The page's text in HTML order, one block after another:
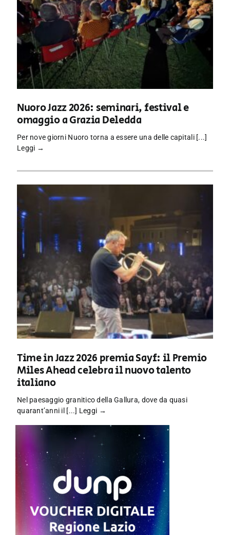
Nuoro Jazz 2026: seminari, festival e
omaggio a Grazia Deledda
Per nove giorni Nuoro torna a essere una delle capitali [...]
Leggi →
Time in Jazz 2026 premia Sayf: il Premio
Miles Ahead celebra il nuovo talento
italiano
Nel paesaggio granitico della Gallura, dove da quasi
quarant’anni il [...] Leggi →